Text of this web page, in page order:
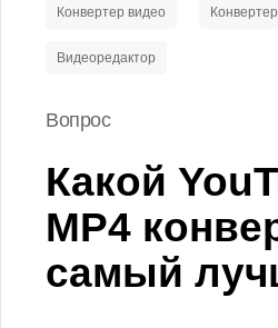
Конвертер видео
Видеоредактор
Вопрос
Какой
MP4
самый